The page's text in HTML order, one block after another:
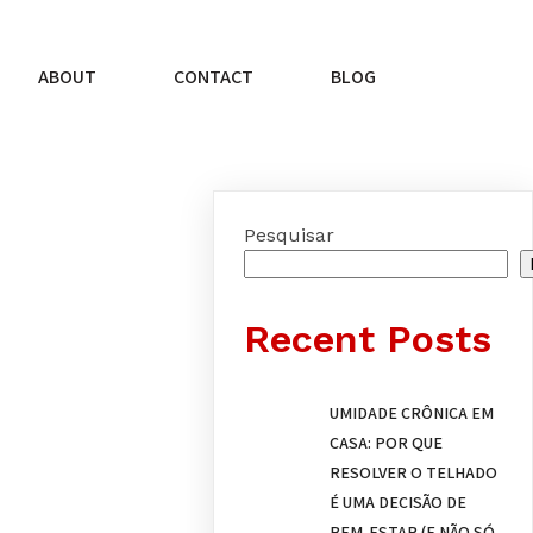
ABOUT CONTACT BLOG
Pesquisar
Recent Posts
UMIDADE CRÔNICA EM
CASA: POR QUE
RESOLVER O TELHADO
É UMA DECISÃO DE